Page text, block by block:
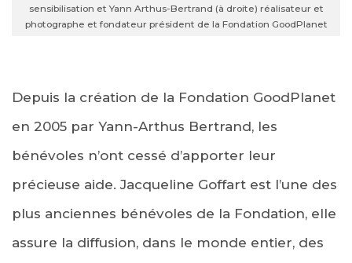
sensibilisation et Yann Arthus-Bertrand (à droite) réalisateur et
photographe et fondateur président de la Fondation GoodPlanet
Depuis la création de la Fondation GoodPlanet
en 2005 par Yann-Arthus Bertrand, les
bénévoles n’ont cessé d’apporter leur
précieuse aide. Jacqueline Goffart est l’une des
plus anciennes bénévoles de la Fondation, elle
assure la diffusion, dans le monde entier, des